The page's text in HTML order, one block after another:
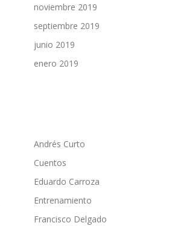
noviembre 2019
septiembre 2019
junio 2019
enero 2019
Andrés Curto
Cuentos
Eduardo Carroza
Entrenamiento
Francisco Delgado